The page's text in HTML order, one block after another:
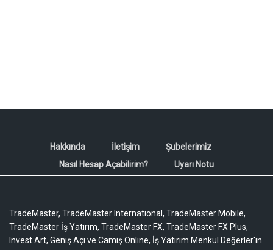
Hakkında İletişim
Şubelerimiz
Nasıl Hesap Açabilirim?
Uyarı Notu
TradeMaster, TradeMaster International, TradeMaster Mobile,
TradeMaster İş Yatırım, TradeMaster FX, TradeMaster FX Plus,
Invest Art, Geniş Açı ve Camiş Online, İş Yatırım Menkul Değerler'in